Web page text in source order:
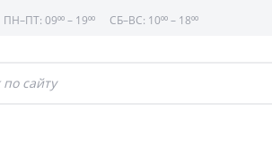
ПН–ПТ: 09⁰⁰ – 19⁰⁰ СБ–ВС: 10⁰⁰ – 18⁰⁰